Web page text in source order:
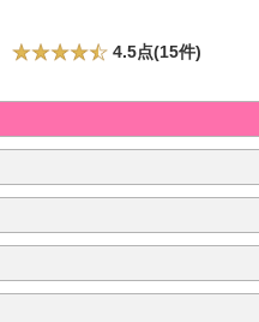
4.5点(15件)